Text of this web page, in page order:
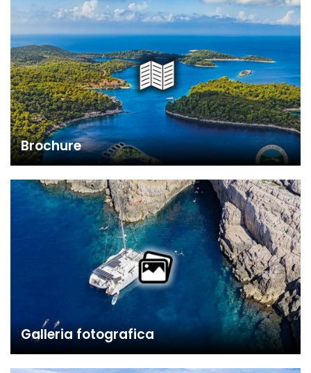
Brochure
Galleria fotografica